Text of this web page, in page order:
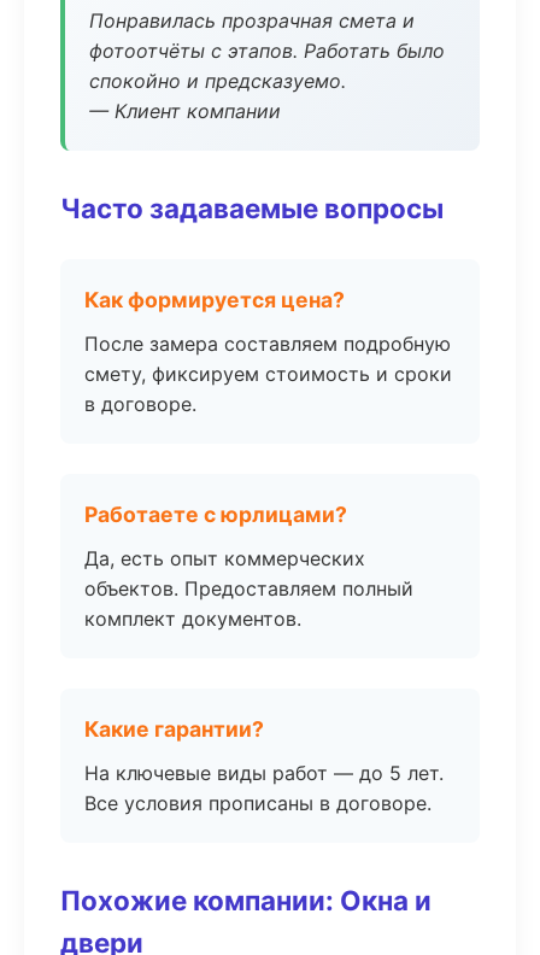
Понравилась прозрачная смета и
фотоотчёты с этапов. Работать было
спокойно и предсказуемо.
— Клиент компании
Часто задаваемые вопросы
Как формируется цена?
После замера составляем подробную
смету, фиксируем стоимость и сроки
в договоре.
Работаете с юрлицами?
Да, есть опыт коммерческих
объектов. Предоставляем полный
комплект документов.
Какие гарантии?
На ключевые виды работ — до 5 лет.
Все условия прописаны в договоре.
Похожие компании: Окна и
двери